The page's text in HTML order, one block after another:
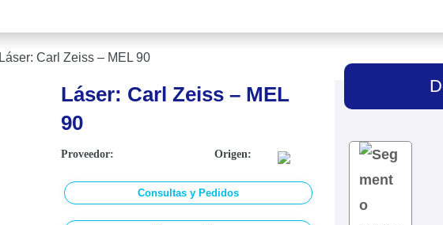
Láser: Carl Zeiss – MEL 90
Láser: Carl Zeiss – MEL
90
Proveedor: Origen:
Consultas y Pedidos